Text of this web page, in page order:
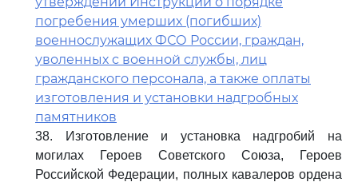
погребения умерших (погибших)
военнослужащих ФСО России, граждан,
уволенных с военной службы, лиц
гражданского персонала, а также оплаты
изготовления и установки надгробных
памятников
38. Изготовление и установка надгробий на
могилах Героев Советского Союза, Героев
Российской Федерации, полных кавалеров ордена